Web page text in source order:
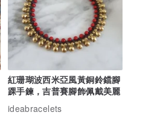
紅珊瑚波西米亞風黃銅鈴鐺腳
踝手鍊，吉普賽腳飾佩戴美麗
ideabracelets